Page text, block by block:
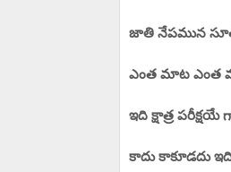
జాతి నేపమున సూత
ఎంత మాట ఎంత
ఇది క్షాత్ర పరీక్షయే
కాదు కాకూడదు